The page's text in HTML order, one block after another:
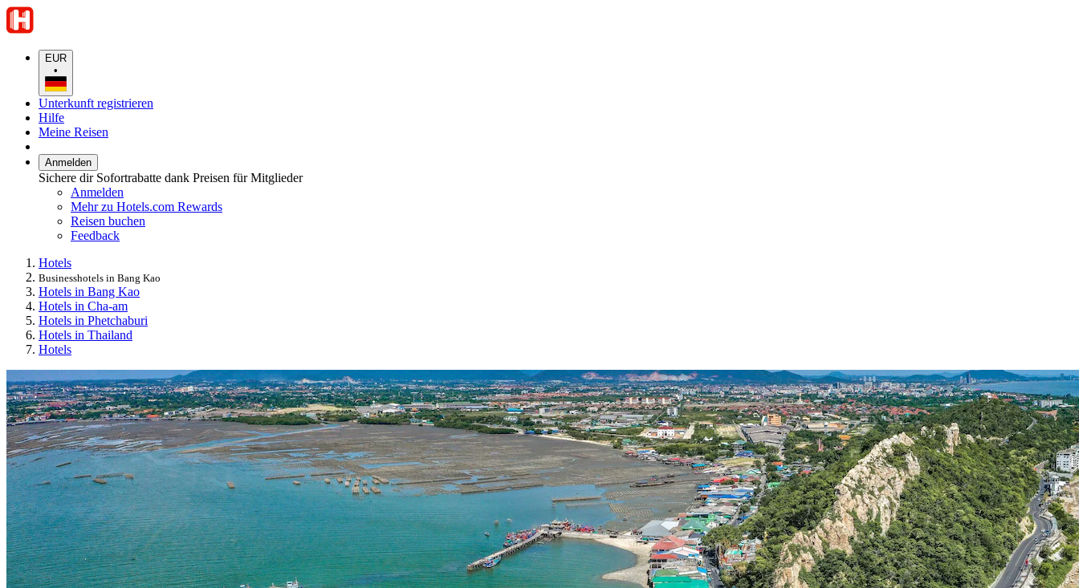
EUR
•
Unterkunft registrieren
Hilfe
Meine Reisen
Anmelden
Sichere dir Sofortrabatte dank Preisen für Mitglieder
Anmelden
Mehr zu Hotels.com Rewards
Reisen buchen
Feedback
Hotels
Businesshotels in Bang Kao
Hotels in Bang Kao
Hotels in Cha-am
Hotels in Phetchaburi
Hotels in Thailand
Hotels